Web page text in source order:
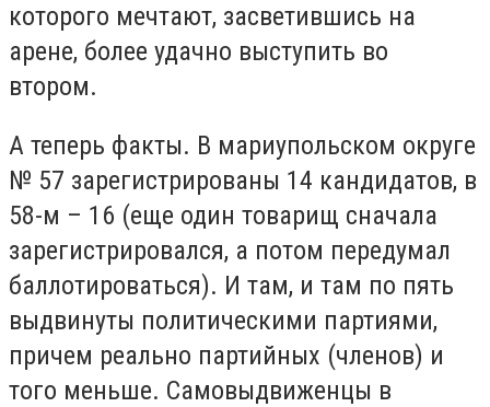
которого мечтают, засветившись на
арене, более удачно выступить во
втором.
А теперь факты. В мариупольском округе
№ 57 зарегистрированы 14 кандидатов, в
58-м – 16 (еще один товарищ сначала
зарегистрировался, а потом передумал
баллотироваться). И там, и там по пять
выдвинуты политическими партиями,
причем реально партийных (членов) и
того меньше. Самовыдвиженцы в